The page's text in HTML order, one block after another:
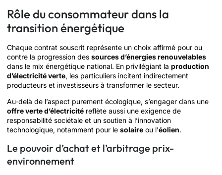
Rôle du consommateur dans la
transition énergétique
Chaque contrat souscrit représente un choix affirmé pour ou
contre la progression des sources d’énergies renouvelables
dans le mix énergétique national. En privilégiant la production
d’électricité verte, les particuliers incitent indirectement
producteurs et investisseurs à transformer le secteur.
Au-delà de l’aspect purement écologique, s’engager dans une
offre verte d’électricité reflète aussi une exigence de
responsabilité sociétale et un soutien à l’innovation
technologique, notamment pour le solaire ou l’éolien.
Le pouvoir d’achat et l’arbitrage prix-
environnement